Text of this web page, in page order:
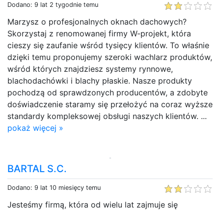
Dodano: 9 lat 2 tygodnie temu
Marzysz o profesjonalnych oknach dachowych?
Skorzystaj z renomowanej firmy W-projekt, która
cieszy się zaufanie wśród tysięcy klientów. To właśnie
dzięki temu proponujemy szeroki wachlarz produktów,
wśród których znajdziesz systemy rynnowe,
blachodachówki i blachy płaskie. Nasze produkty
pochodzą od sprawdzonych producentów, a zdobyte
doświadczenie staramy się przełożyć na coraz wyższe
standardy kompleksowej obsługi naszych klientów. ...
pokaż więcej »
BARTAL S.C.
Dodano: 9 lat 10 miesięcy temu
Jesteśmy firmą, która od wielu lat zajmuje się